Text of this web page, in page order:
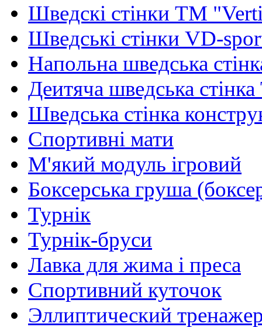
Шведскі стінки TM
Шведські стінки VD-
Напольна шведська
Деитяча шведська
Шведська стінка
Спортивні мати
М'який модуль ігровий
Боксерська груша
Турнік
Турнік-бруси
Лавка для жима і преса
Спортивний куточок
Эллиптический